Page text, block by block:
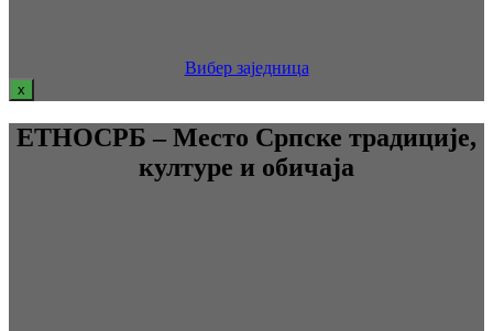
Вибер заједница
x
ЕТНОСРБ – Место Српске традиције,
културе и обичаја